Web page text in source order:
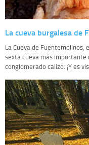
La cueva burgalesa de
La Cueva de Fuentemolinos,
sexta cueva más importante
conglomerado calizo. ¡Y es